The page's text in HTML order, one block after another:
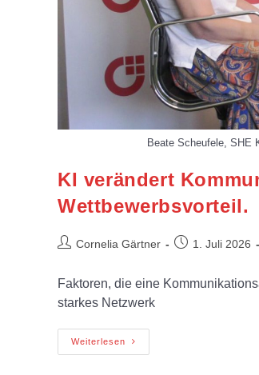
Beate Scheufele, SHE
KI verändert
Wettbewerbsvorteil.
Cornelia Gärtner 1. Juli 2026
Faktoren, die eine
starkes Netzwerk
Weiterlesen